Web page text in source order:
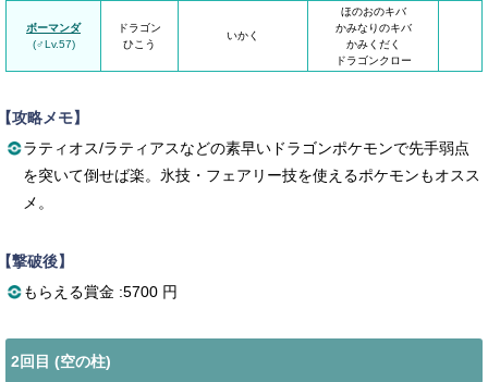
ボーマンダ
(♂Lv.57)
ドラゴン
ひこう
いかく
ほのおのキバ
かみなりのキバ
かみくだく
ドラゴンクロー
攻略メモ】
ラティオス/ラティアスなどの素早いドラゴンポケモンで先手弱点
を突いて倒せば楽。氷技・フェアリー技を使えるポケモンもオスス
メ。
撃破後】
もらえる賞金 :5700 円
2回目 (空の柱)